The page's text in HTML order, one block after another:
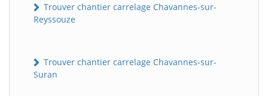
Trouver chantier carrelage Chavannes-sur-
Reyssouze
Trouver chantier carrelage Chavannes-sur-
Suran